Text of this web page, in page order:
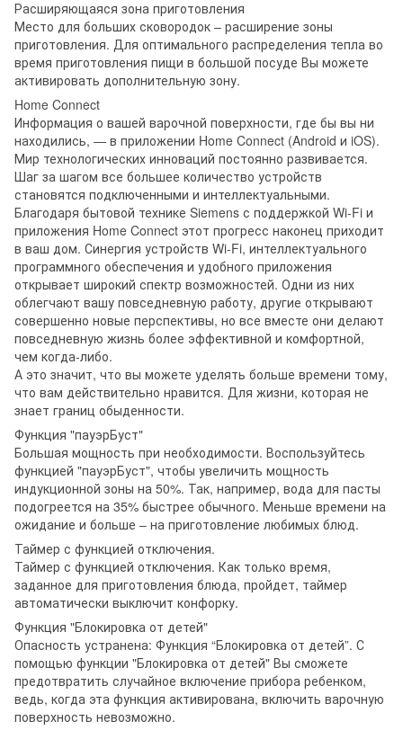
Расширяющаяся зона приготовления
Место для больших сковородок – расширение зоны
приготовления. Для оптимального распределения тепла во
время приготовления пищи в большой посуде Вы можете
активировать дополнительную зону.
Home Connect
Информация о вашей варочной поверхности, где бы вы ни
находились, — в приложении Home Connect (Android и iOS).
Мир технологических инноваций постоянно развивается.
Шаг за шагом все большее количество устройств
становятся подключенными и интеллектуальными.
Благодаря бытовой технике Siemens с поддержкой Wi-Fi и
приложения Home Connect этот прогресс наконец приходит
в ваш дом. Синергия устройств Wi-Fi, интеллектуального
программного обеспечения и удобного приложения
открывает широкий спектр возможностей. Одни из них
облегчают вашу повседневную работу, другие открывают
совершенно новые перспективы, но все вместе они делают
повседневную жизнь более эффективной и комфортной,
чем когда-либо.
А это значит, что вы можете уделять больше времени тому,
что вам действительно нравится. Для жизни, которая не
знает границ обыденности.
Функция "пауэрБуст"
Большая мощность при необходимости. Воспользуйтесь
функцией "пауэрБуст", чтобы увеличить мощность
индукционной зоны на 50%. Так, например, вода для пасты
подогреется на 35% быстрее обычного. Меньше времени на
ожидание и больше – на приготовление любимых блюд.
Таймер с функцией отключения.
Таймер с функцией отключения. Как только время,
заданное для приготовления блюда, пройдет, таймер
автоматически выключит конфорку.
Функция "Блокировка от детей"
Опасность устранена: Функция “Блокировка от детей”. С
помощью функции "Блокировка от детей" Вы сможете
предотвратить случайное включение прибора ребенком,
ведь, когда эта функция активирована, включить варочную
поверхность невозможно.